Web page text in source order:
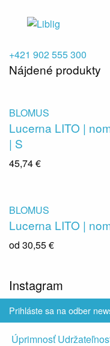
+421 902 555 300
Nájdené produkty
BLOMUS
Lucerna LITO |
| S
45,74 €
BLOMUS
Lucerna LITO |
od 30,55 €
Instagram
Prihláste sa na odber
Úprimnosť